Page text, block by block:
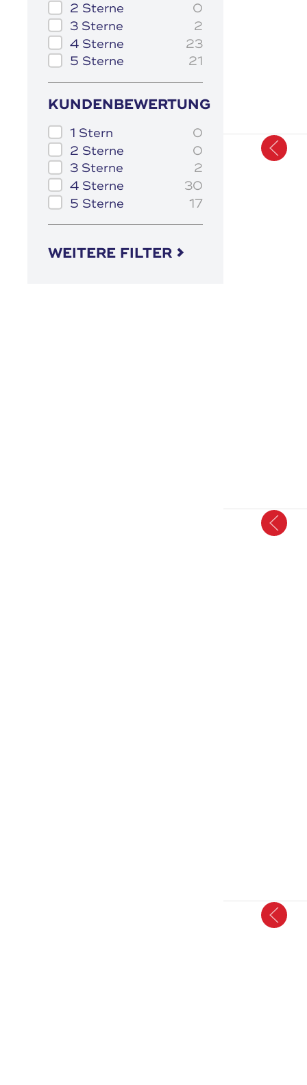
2 Sterne
0
3 Sterne
2
4 Sterne
23
5 Sterne
21
KUNDENBEWERTUNG
1 Stern
0
2 Sterne
0
3 Sterne
2
4 Sterne
30
5 Sterne
17
WEITERE FILTER